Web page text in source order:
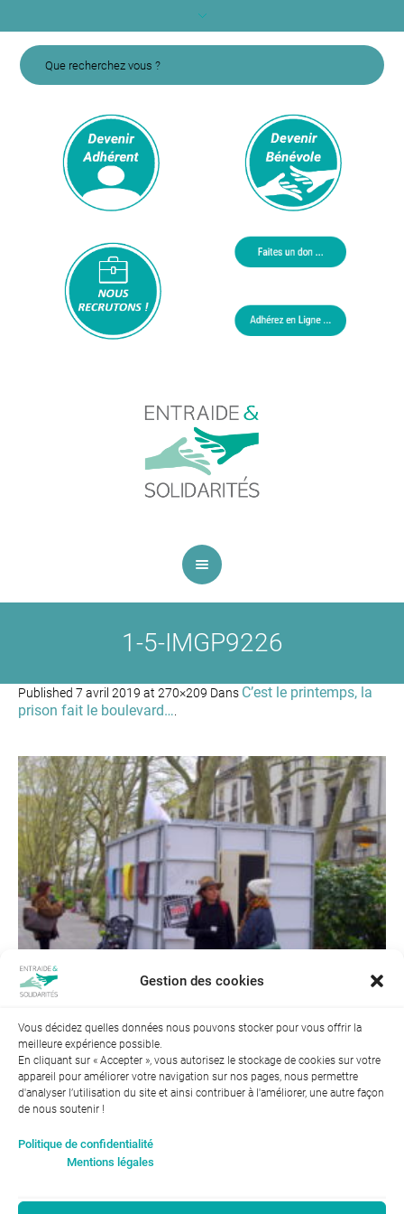
Gestion des cookies
Vous décidez quelles données nous pouvons stocker pour vous offrir la
meilleure expérience possible.
En cliquant sur « Accepter », vous autorisez le stockage de cookies sur votre
appareil pour améliorer votre navigation sur nos pages, nous permettre
d'analyser l’utilisation du site et ainsi contribuer à l'améliorer, une autre façon
de nous soutenir !
Politique de confidentialité
Mentions légales
1-5-IMGP9226
Published 7 avril 2019 at 270×209 Dans C’est le printemps, la
prison fait le boulevard…
femmes : 94